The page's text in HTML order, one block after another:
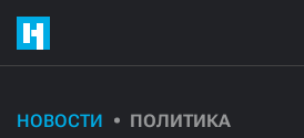
НОВОСТИ ПОЛИТИКА